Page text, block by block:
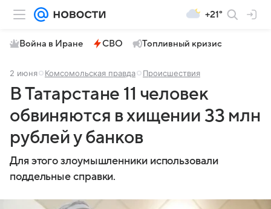
+21°
Война в Иране СВО Топливный кризис
2 июня Комсомольская правда Происшествия
В Татарстане 11 человек
обвиняются в хищении 33 млн
рублей у банков
Для этого злоумышленники использовали
поддельные справки.